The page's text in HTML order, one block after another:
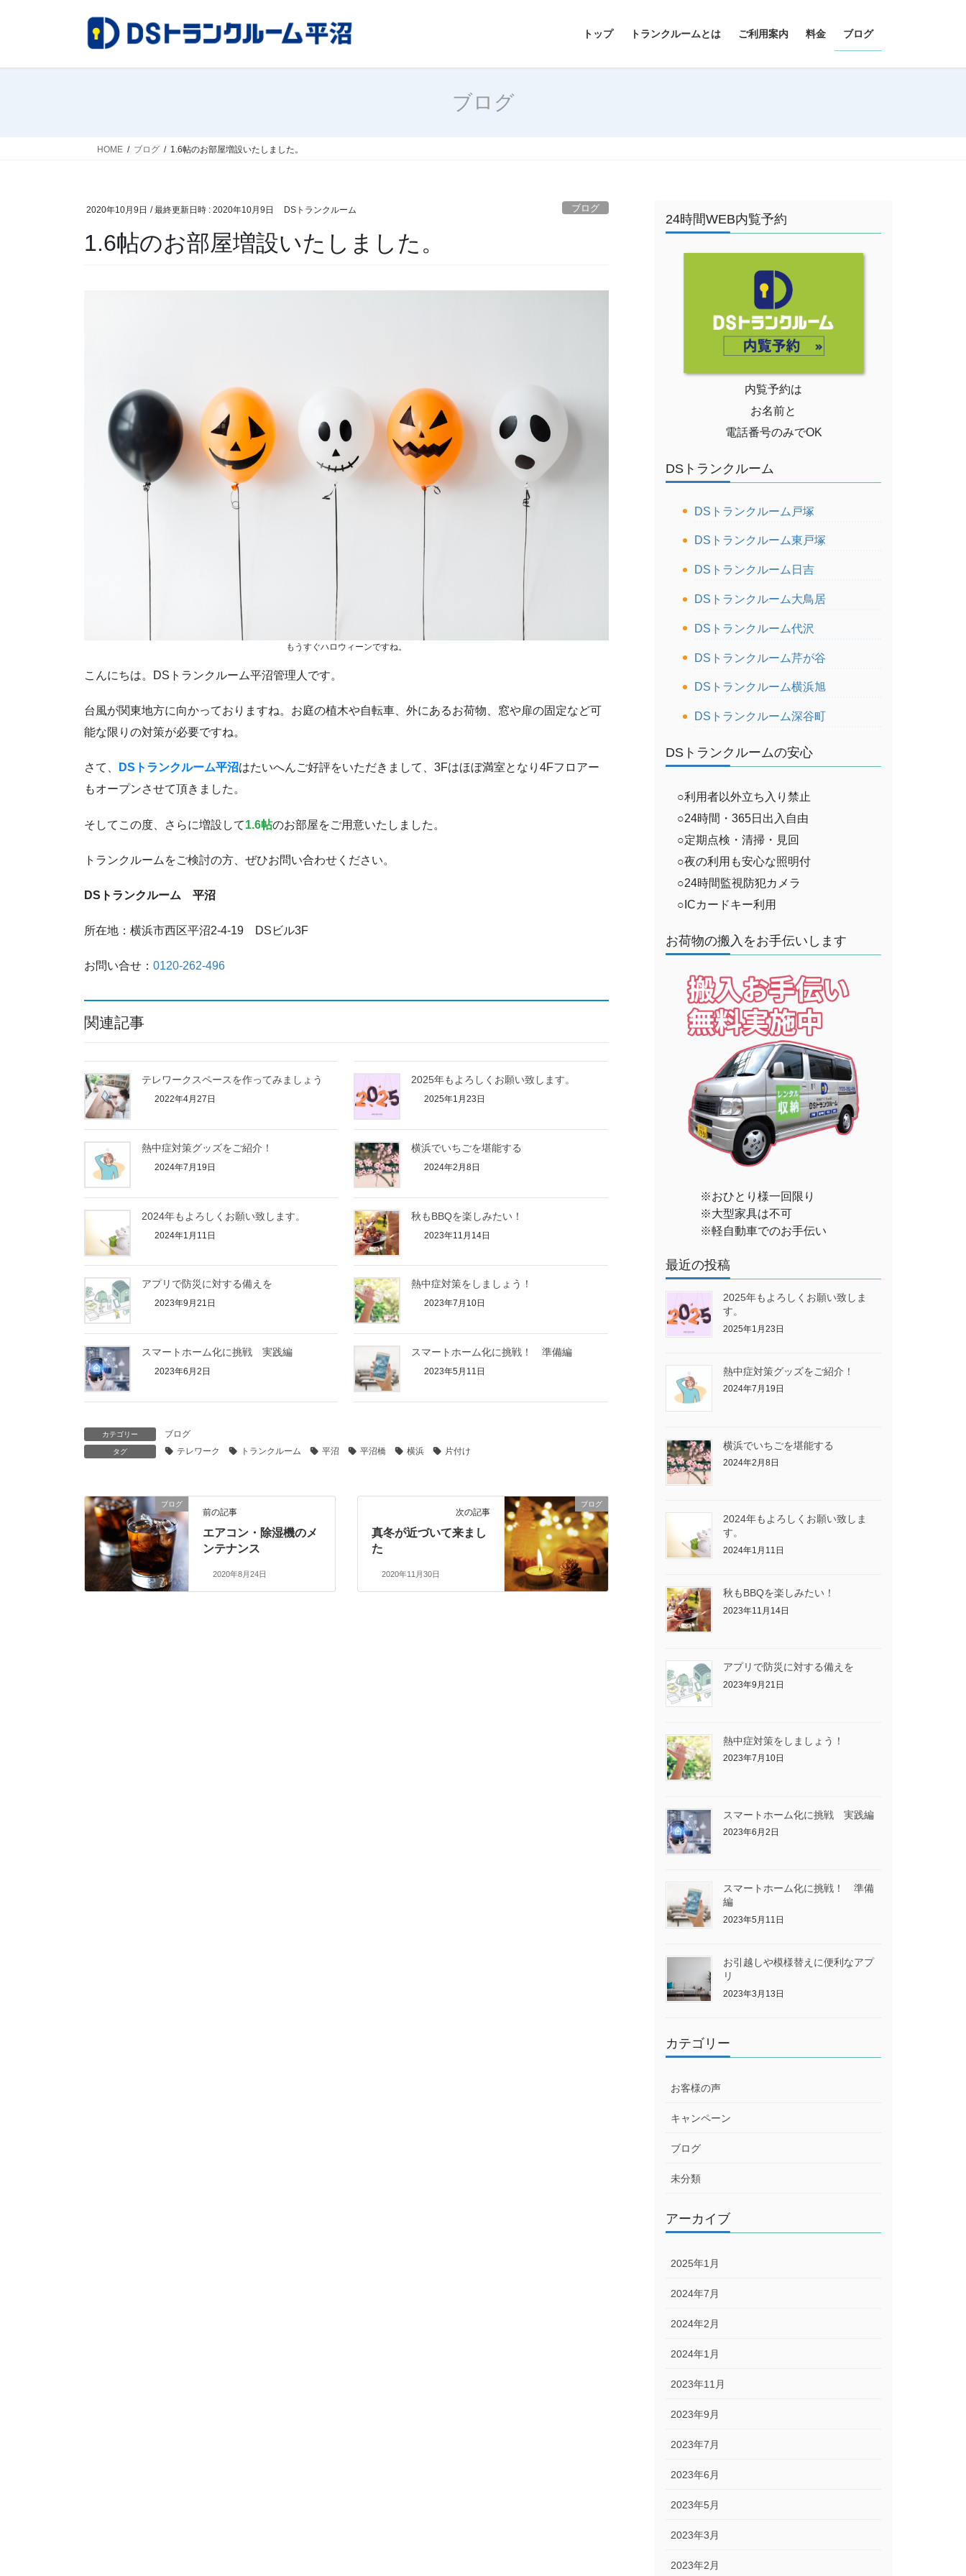
トップ トランクルームとは ご利用案内 料金 ブログ
ブログ
HOME ブログ 1.6帖のお部屋増設いたしました。
2020年10月9日 / 最終更新日時 : 2020年10月9日 DSトランクルーム ブログ
1.6帖のお部屋増設いたしました。
もうすぐハロウィーンですね。
こんにちは。DSトランクルーム平沼管理人です。
台風が関東地方に向かっておりますね。お庭の植木や自転車、外にあるお荷物、窓や扉の固定など可
能な限りの対策が必要ですね。
さて、 DSトランクルーム平沼はたいへんご好評をいただきまして、3Fはほぼ満室となり4Fフロアー
もオープンさせて頂きました。
そしてこの度、さらに増設して1.6帖のお部屋をご用意いたしました。
トランクルームをご検討の方、ぜひお問い合わせください。
DSトランクルーム 平沼
所在地：横浜市西区平沼2-4-19 DSビル3F
お問い合せ： 0120-262-496
関連記事
テレワークスペースを作ってみましょう
2022年4月27日
2025年もよろしくお願い致します。
2025年1月23日
熱中症対策グッズをご紹介！
2024年7月19日
横浜でいちごを堪能する
2024年2月8日
2024年もよろしくお願い致します。
2024年1月11日
秋もBBQを楽しみたい！
2023年11月14日
アプリで防災に対する備えを
2023年9月21日
熱中症対策をしましょう！
2023年7月10日
スマートホーム化に挑戦 実践編
2023年6月2日
スマートホーム化に挑戦！ 準備編
2023年5月11日
カテゴリー ブログ
タグ テレワーク トランクルーム 平沼 平沼橋 横浜 片付け
ブログ
前の記事
エアコン・除湿機のメ
ンテナンス
2020年8月24日
ブログ
次の記事
真冬が近づいて来まし
た
2020年11月30日
24時間WEB内覧予約
内覧予約は
お名前と
電話番号のみでOK
DSトランクルーム
DSトランクルーム戸塚
DSトランクルーム東戸塚
DSトランクルーム日吉
DSトランクルーム大鳥居
DSトランクルーム代沢
DSトランクルーム芹が谷
DSトランクルーム横浜旭
DSトランクルーム深谷町
DSトランクルームの安心
○利用者以外立ち入り禁止
○24時間・365日出入自由
○定期点検・清掃・見回
○夜の利用も安心な照明付
○24時間監視防犯カメラ
○ICカードキー利用
お荷物の搬入をお手伝いします
※おひとり様一回限り
※大型家具は不可
※軽自動車でのお手伝い
最近の投稿
2025年もよろしくお願い致しま
す。
2025年1月23日
熱中症対策グッズをご紹介！
2024年7月19日
横浜でいちごを堪能する
2024年2月8日
2024年もよろしくお願い致しま
す。
2024年1月11日
秋もBBQを楽しみたい！
2023年11月14日
アプリで防災に対する備えを
2023年9月21日
熱中症対策をしましょう！
2023年7月10日
スマートホーム化に挑戦 実践編
2023年6月2日
スマートホーム化に挑戦！ 準備
編
2023年5月11日
お引越しや模様替えに便利なアプ
リ
2023年3月13日
カテゴリー
お客様の声
キャンペーン
ブログ
未分類
アーカイブ
2025年1月
2024年7月
2024年2月
2024年1月
2023年11月
2023年9月
2023年7月
2023年6月
2023年5月
2023年3月
2023年2月